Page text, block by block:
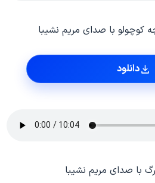
کوچولو با صدای مریم نشیبا
دانلود
با صدای مریم نشیبا